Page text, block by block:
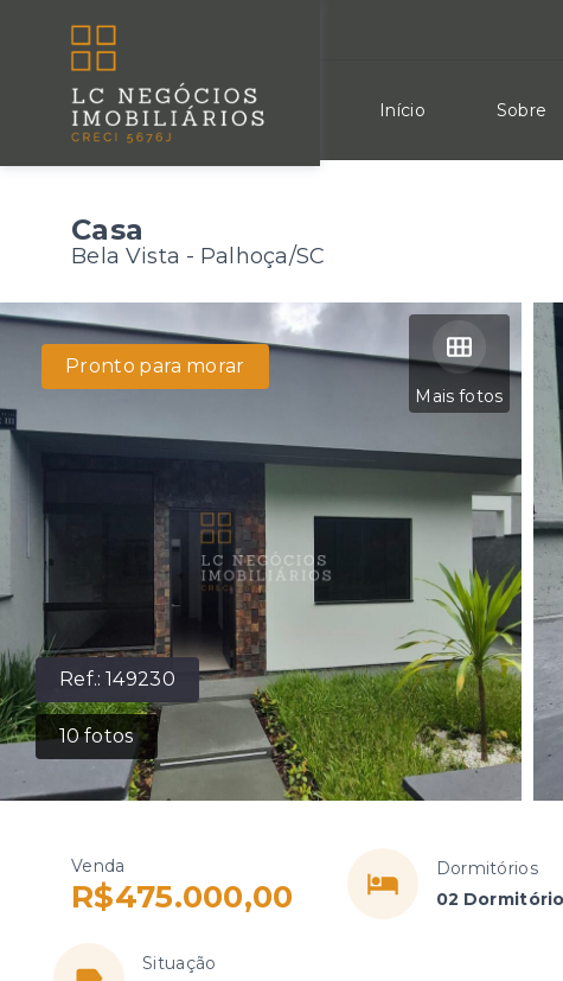
Início Sobre
Casa
Bela Vista - Palhoça/SC
Ref.:149230
10fotos
Mais fotos
Pronto para morar
Venda
R$475.000,00
Dormitórios
02
Situação